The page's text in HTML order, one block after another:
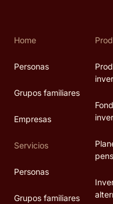
Home
Personas
Grupos familiares
Empresas
Servicios
Personas
Grupos familiares